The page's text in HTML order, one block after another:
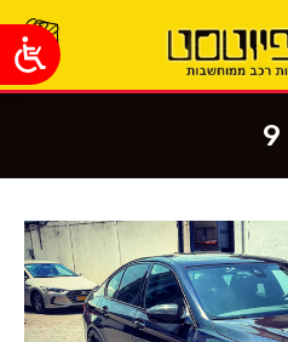
9
You are here: